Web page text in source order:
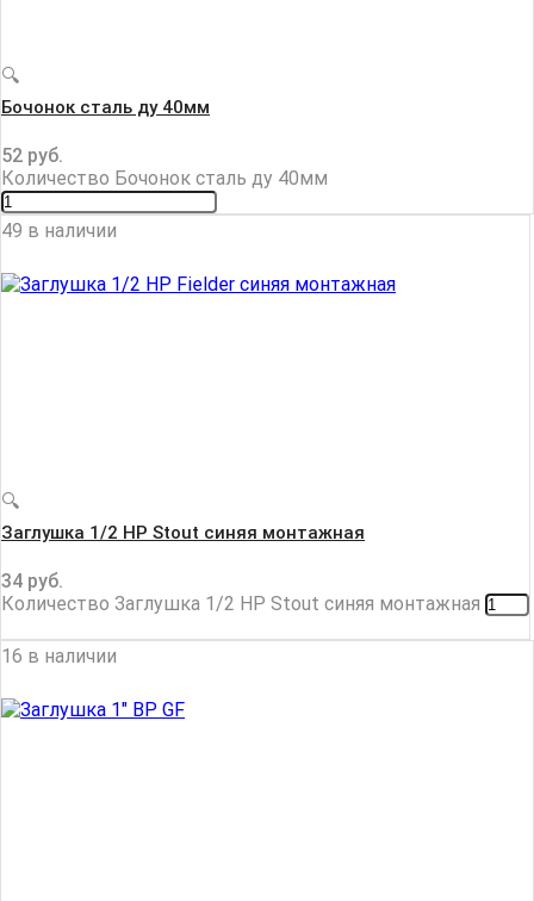
🔍
Бочонок сталь ду 40мм
52 руб.
Количество Бочонок сталь ду 40мм
49 в наличии
🔍
Заглушка 1/2 НР Stout синяя монтажная
34 руб.
Количество Заглушка 1/2 НР Stout синяя монтажная
16 в наличии